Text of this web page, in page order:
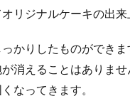
リジナルケーキの出
かりしたものができま
消えることはありませ
なってきます。